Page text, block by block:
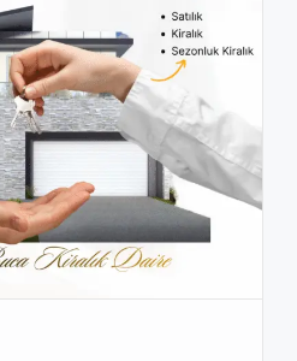
kontrollü ve ekonomik […]